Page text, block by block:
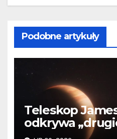
Podobne artykuły
Teleskop
odkrywa
planety krążącej